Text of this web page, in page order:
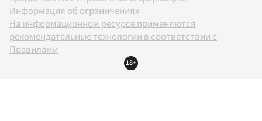
Информация об ограничениях
На информационном ресурсе применяются
рекомендательные технологии в соответствии с
Правилами
18+